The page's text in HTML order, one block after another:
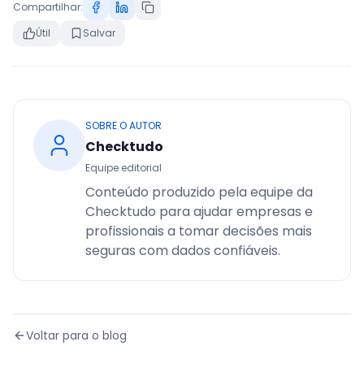
Compartilhar:
Útil
Salvar
SOBRE O AUTOR
Checktudo
Equipe editorial
Conteúdo produzido pela equipe da
Checktudo para ajudar empresas e
profissionais a tomar decisões mais
seguras com dados confiáveis.
Voltar para o blog